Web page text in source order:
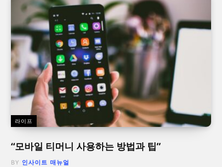
라이프
“모바일 티머니 사용하는 방법과 팁”
BY 인사이트 매뉴얼